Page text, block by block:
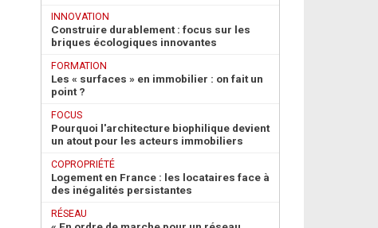
INNOVATION
Construire durablement : focus sur les
briques écologiques innovantes
FORMATION
Les « surfaces » en immobilier : on fait un
point ?
FOCUS
Pourquoi l'architecture biophilique devient
un atout pour les acteurs immobiliers
COPROPRIÉTÉ
Logement en France : les locataires face à
des inégalités persistantes
RÉSEAU